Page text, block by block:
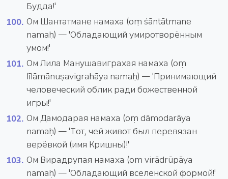
Будда!'
Ом Шантатмане намаха (oṃ śāntātmane
namaḥ) — 'Обладающий умиротворённым
умом!'
Ом Лила Манушавиграхая намаха (oṃ
līlāmānuṣavigrahāya namaḥ) — 'Принимающий
человеческий облик ради божественной
игры!'
Ом Дамодарая намаха (oṃ dāmodarāya
namaḥ) — 'Тот, чей живот был перевязан
верёвкой (имя Кришны)!'
Ом Вирадрупая намаха (oṃ virāḍrūpāya
namaḥ) — 'Обладающий вселенской формой!'